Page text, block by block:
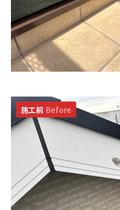
施工前 Before